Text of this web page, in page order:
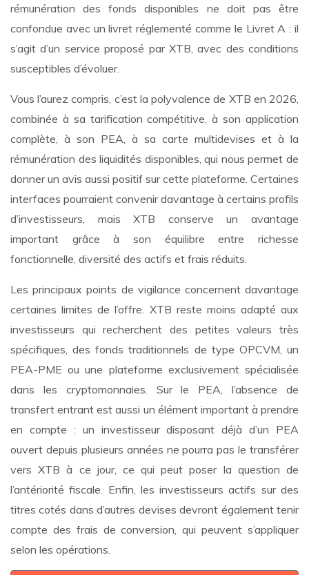
rémunération des fonds disponibles ne doit pas être
confondue avec un livret réglementé comme le Livret A : il
s’agit d’un service proposé par XTB, avec des conditions
susceptibles d’évoluer.
Vous l’aurez compris, c’est la polyvalence de XTB en 2026,
combinée à sa tarification compétitive, à son application
complète, à son PEA, à sa carte multidevises et à la
rémunération des liquidités disponibles, qui nous permet de
donner un avis aussi positif sur cette plateforme. Certaines
interfaces pourraient convenir davantage à certains profils
d’investisseurs, mais XTB conserve un avantage
important grâce à son équilibre entre richesse
fonctionnelle, diversité des actifs et frais réduits.
Les principaux points de vigilance concernent davantage
certaines limites de l’offre. XTB reste moins adapté aux
investisseurs qui recherchent des petites valeurs très
spécifiques, des fonds traditionnels de type OPCVM, un
PEA-PME ou une plateforme exclusivement spécialisée
dans les cryptomonnaies. Sur le PEA, l’absence de
transfert entrant est aussi un élément important à prendre
en compte : un investisseur disposant déjà d’un PEA
ouvert depuis plusieurs années ne pourra pas le transférer
vers XTB à ce jour, ce qui peut poser la question de
l’antériorité fiscale. Enfin, les investisseurs actifs sur des
titres cotés dans d’autres devises devront également tenir
compte des frais de conversion, qui peuvent s’appliquer
selon les opérations.